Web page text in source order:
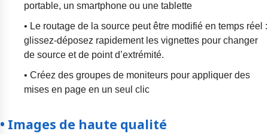
portable, un smartphone ou une tablette
• Le routage de la source peut être modifié en temps réel :
glissez-déposez rapidement les vignettes pour changer
de source et de point d’extrémité.
• Créez des groupes de moniteurs pour appliquer des
mises en page en un seul clic
• Images de haute qualité